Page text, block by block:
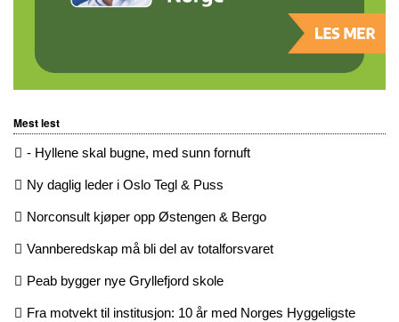
Mest lest
- Hyllene skal bugne, med sunn fornuft
Ny daglig leder i Oslo Tegl & Puss
Norconsult kjøper opp Østengen & Bergo
Vannberedskap må bli del av totalforsvaret
Peab bygger nye Gryllefjord skole
Fra motvekt til institusjon: 10 år med Norges Hyggeligste